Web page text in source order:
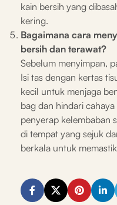
kain bersih yang
kering.
Bagaimana cara
bersih dan terawat?
Sebelum menyimpan,
Isi tas dengan kertas
kecil untuk menjaga
bag dan hindari
penyerap kelembaban
di tempat yang sejuk
berkala untuk